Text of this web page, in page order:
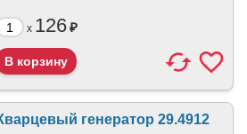
x 126₽
генератор 29.4912